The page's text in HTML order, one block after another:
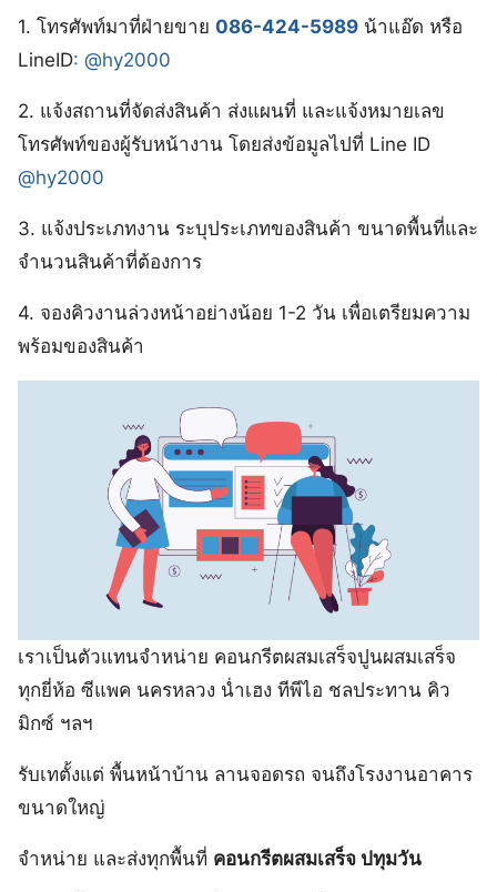
1. โทรศัพท์มาที่ฝ่ายขาย 086-424-5989 น้าแอ๊ด หรือ
LineID: @hy2000
2. แจ้งสถานที่จัดส่งสินค้า ส่งแผนที่ และแจ้งหมายเลข
โทรศัพท์ของผู้รับหน้างาน โดยส่งข้อมูลไปที่ Line ID
@hy2000
3. แจ้งประเภทงาน ระบุประเภทของสินค้า ขนาดพื้นที่และ
จำนวนสินค้าที่ต้องการ
4. จองคิวงานล่วงหน้าอย่างน้อย 1-2 วัน เพื่อเตรียมความ
พร้อมของสินค้า
เราเป็นตัวแทนจำหน่าย คอนกรีตผสมเสร็จปูนผสมเสร็จ
ทุกยี่ห้อ ซีแพค นครหลวง น่ำเฮง ทีพีไอ ชลประทาน คิว
มิกซ์ ฯลฯ
รับเทตั้งแต่ พื้นหน้าบ้าน ลานจอดรถ จนถึงโรงงานอาคาร
ขนาดใหญ่
จำหน่าย และส่งทุกพื้นที่ คอนกรีตผสมเสร็จ ปทุมวัน